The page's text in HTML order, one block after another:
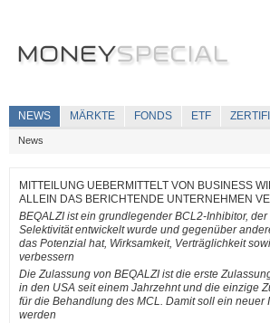
NEWS MÄRKTE FONDS ETF
News
MITTEILUNG UEBERMITTELT VON BUSINESS
ALLEIN DAS BERICHTENDE UNTERNEHMEN
BEQALZI ist ein grundlegender BCL2-Inhibitor,
Selektivität entwickelt wurde und gegenüber
das Potenzial hat, Wirksamkeit, Verträglichkeit
verbessern
Die Zulassung von BEQALZI ist die erste
in den USA seit einem Jahrzehnt und die einzige
für die Behandlung des MCL. Damit soll ein neuer
werden